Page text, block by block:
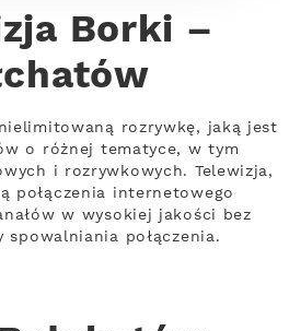
Borki –
rozrywkę, jaką jest
o różnej tematyce, w tym
i rozrywkowych. Telewizja,
połączenia internetowego
w wysokiej jakości bez
połączenia.